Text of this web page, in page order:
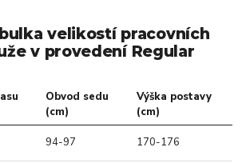
velikostí pracovních
v provedení Regular
Obvod sedu
(cm)
Výška postavy
(cm)
94-97 170-176